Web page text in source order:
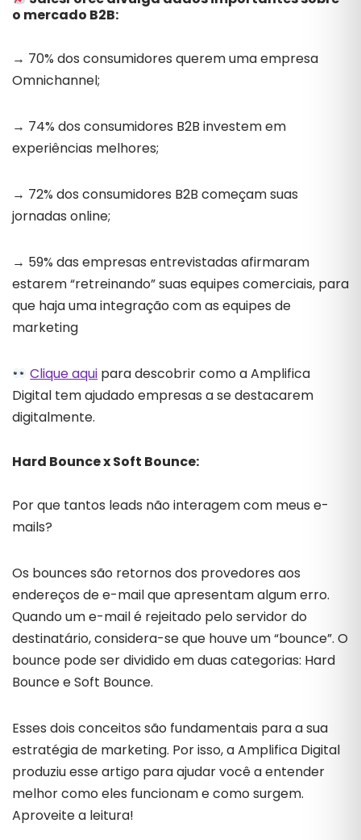
o mercado B2B:
→ 70% dos consumidores querem uma empresa
Omnichannel;
→ 74% dos consumidores B2B investem em
experiências melhores;
→ 72% dos consumidores B2B começam suas
jornadas online;
→ 59% das empresas entrevistadas afirmaram
estarem “retreinando” suas equipes comerciais, para
que haja uma integração com as equipes de
marketing
Clique aqui para descobrir como a Amplifica
Digital tem ajudado empresas a se destacarem
digitalmente.
Hard Bounce x Soft Bounce:
Por que tantos leads não interagem com meus e-
mails?
Os bounces são retornos dos provedores aos
endereços de e-mail que apresentam algum erro.
Quando um e-mail é rejeitado pelo servidor do
destinatário, considera-se que houve um “bounce”. O
bounce pode ser dividido em duas categorias: Hard
Bounce e Soft Bounce.
Esses dois conceitos são fundamentais para a sua
estratégia de marketing. Por isso, a Amplifica Digital
produziu esse artigo para ajudar você a entender
melhor como eles funcionam e como surgem.
Aproveite a leitura!